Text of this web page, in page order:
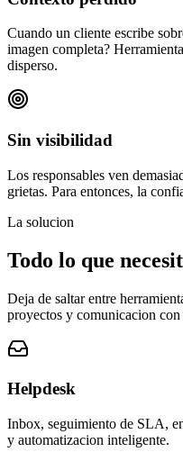
Cuando un cliente escribe
imagen completa?
disperso.
Sin visibilidad
Los responsables ven
grietas. Para entonces, la
La solucion
Todo lo que
Deja de saltar entre
proyectos y comunicacion con
Helpdesk
Inbox, seguimiento de SLA,
y automatizacion inteligente.